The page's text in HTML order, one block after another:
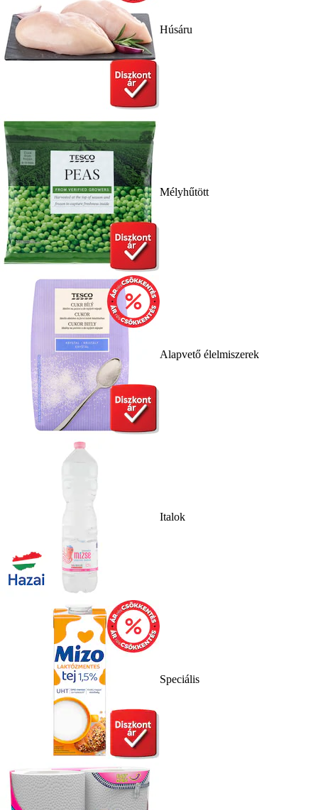
Húsáru
Mélyhűtött
Alapvető élelmiszerek
Italok
Speciális